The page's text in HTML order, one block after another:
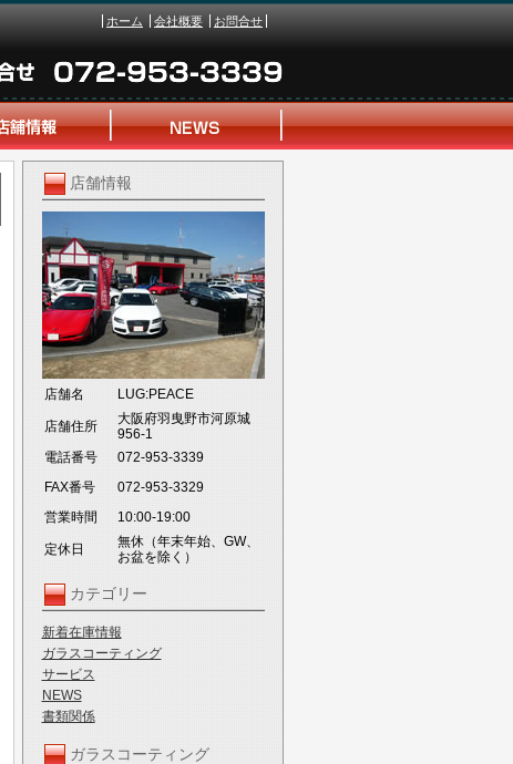
ホーム 会社概要 お問合せ
店舗情報
店舗名 LUG:PEACE
店舗住所
大阪府羽曳野市河原城
956-1
電話番号
072-953-3339
FAX番号
072-953-3329
営業時間
10:00-19:00
定休日
無休（年末年始、GW、
お盆を除く）
カテゴリー
新着在庫情報
ガラスコーティング
サービス
NEWS
書類関係
ガラスコーティング